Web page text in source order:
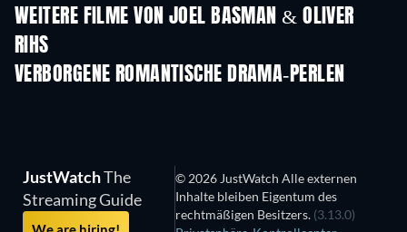
WEITERE FILME VON JOEL BASMAN & OLIVER
RIHS
VERBORGENE ROMANTISCHE DRAMA-PERLEN
JustWatchThe
Streaming Guide
© 2026 JustWatch Alle externen
Inhalte bleiben Eigentum des
rechtmäßigen Besitzers. (3.13.0)